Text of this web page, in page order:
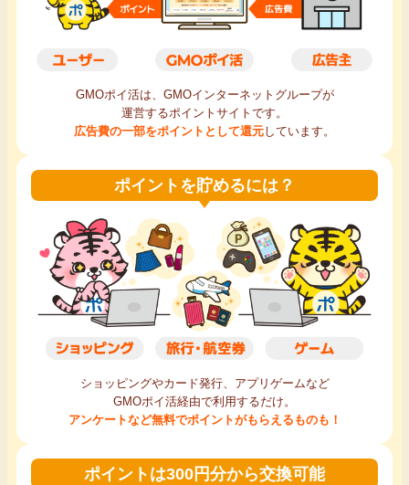
特集一覧
ヘルプセンター
GMOポイ活は、GMOインターネットグループが
運営するポイントサイトです。
広告費の一部をポイントとして還元しています。
ポイントを貯めるには？
ショッピングやカード発行、アプリゲームなど
GMOポイ活経由で利用するだけ。
アンケートなど無料でポイントがもらえるものも！
ポイントは300円分から交換可能